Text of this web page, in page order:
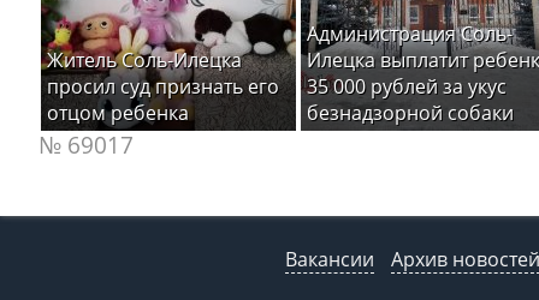
Житель Соль-Илецка
просил суд признать его
отцом ребенка
Администрация Соль-
Илецка выплатит
35 000 рублей за укус
безнадзорной собаки
№ 69017
Вакансии Архив новостей